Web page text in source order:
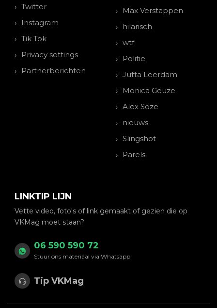
Twitter
Instagram
Tik Tok
Privacy settings
Partnerberichten
Max Verstappen
hilarisch
wtf
Politie
Jutta Leerdam
Monica Geuze
Alex Soze
nieuws
Slingshot
Parels
LINKTIP LIJN
Vette video, foto's of link gemaakt of gezien die op
VKMag moet staan?
06 590 590 72
Stuur ons materiaal via Whatsapp
Tip VKMag